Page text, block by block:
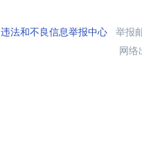
违法和不良信息举报中心举报
网